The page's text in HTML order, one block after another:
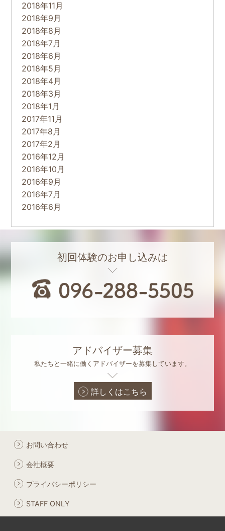
2018年11月
2018年9月
2018年8月
2018年7月
2018年6月
2018年5月
2018年4月
2018年3月
2018年1月
2017年11月
2017年8月
2017年2月
2016年12月
2016年10月
2016年9月
2016年7月
2016年6月
初回体験のお申し込みは
アドバイザー募集
私たちと一緒に働くアドバイザーを募集しています。
詳しくはこちら
お問い合わせ
会社概要
プライバシーポリシー
STAFF ONLY